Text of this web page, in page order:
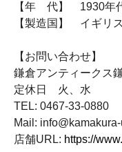
【年 代】 1930年
【製造国】 イギリス
【お問い合わせ】
鎌倉アンティークス
定休日 火、水
TEL: 0467-33-0880
Mail:
店舗URL: https://